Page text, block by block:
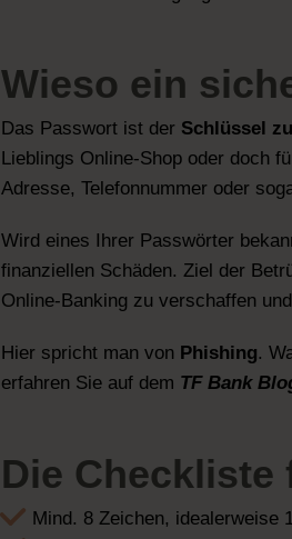
Wieso ein
Das Passwort ist der Schlüssel
Lieblings Online-Shop oder doch
Adresse, Telefonnummer oder
Wird eines Ihrer Passwörter
finanziellen Schäden. Ziel der
Online-Banking zu verschaffen
Hier spricht man von Phishing.
erfahren Sie auf dem TF Bank
Die Checkliste
Mind. 8 Zeichen, idealerweise